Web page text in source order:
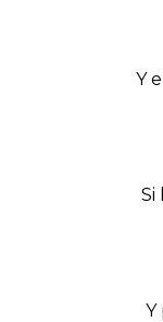
Y
Si
Y